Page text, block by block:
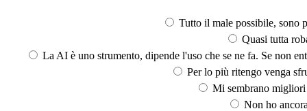
Tutto il male possibile, sono
Quasi tutta
La AI è uno strumento, dipende l'uso che se ne fa. Se non
Per lo più ritengo venga
Mi sembrano
Non ho